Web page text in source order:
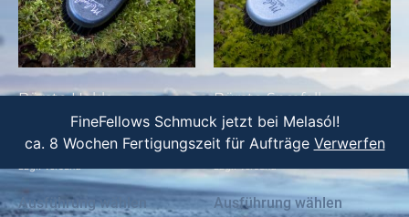
FineFellows Schmuck jetzt bei Melasól!
ca. 8 Wochen Fertigungszeit für Aufträge Verwerfen
Bürste Hekla
18,70€
inkl. 19 % MwSt.
zzgl.Versand
Ausführung wählen
Bürste Snæfell
24,95€ 18,70€
inkl. 19 % MwSt.
zzgl.Versand
Ausführung wählen